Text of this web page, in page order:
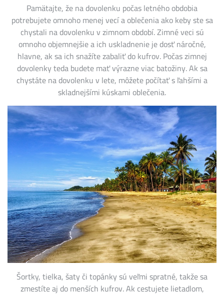
Pamätajte, že na dovolenku počas letného obdobia
potrebujete omnoho menej vecí a oblečenia ako keby ste sa
chystali na dovolenku v zimnom období. Zimné veci sú
omnoho objemnejšie a ich uskladnenie je dosť náročné,
hlavne, ak sa ich snažíte zabaliť do kufrov. Počas zimnej
dovolenky teda budete mať výrazne viac batožiny. Ak sa
chystáte na dovolenku v lete, môžete počítať s ľahšími a
skladnejšími kúskami oblečenia.
Šortky, tielka, šaty či topánky sú veľmi spratné, takže sa
zmestíte aj do menších kufrov. Ak cestujete lietadlom,